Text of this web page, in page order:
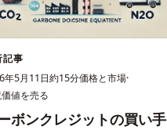
記事
年5月11日約15分価格と市場·
値を売る
ボンクレジットの買い手